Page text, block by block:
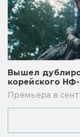
Вышел
корейского
Премьера в